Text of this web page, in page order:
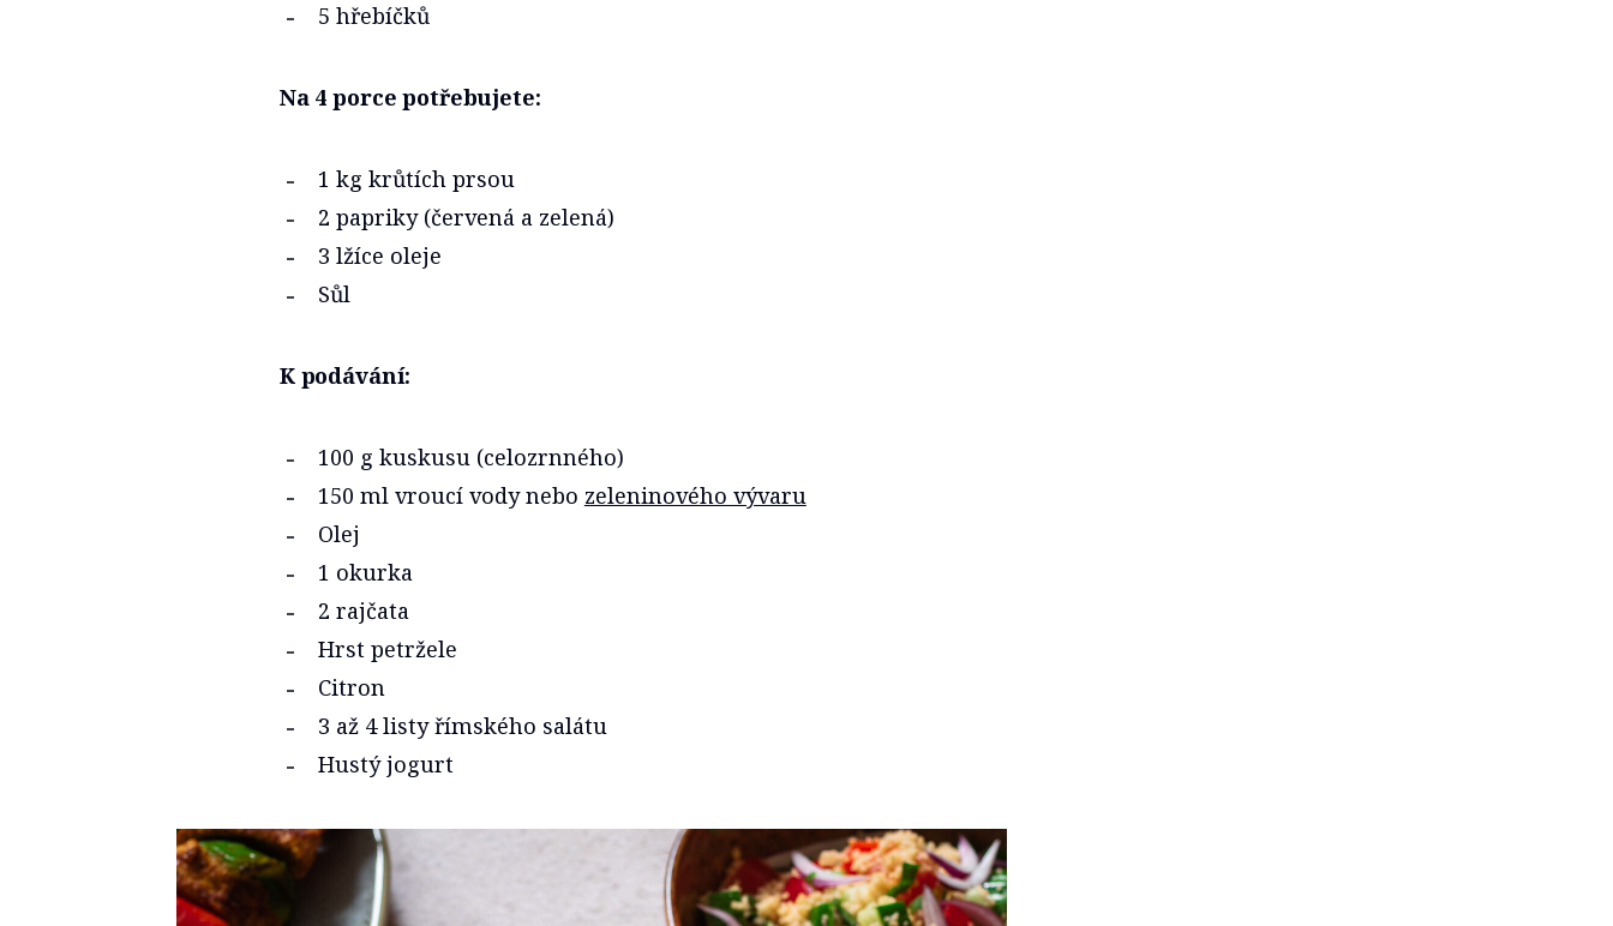
5 hřebíčků
Na 4 porce potřebujete:
1 kg krůtích prsou
2 papriky (červená a zelená)
3 lžíce oleje
Sůl
K podávání:
100 g kuskusu (celozrnného)
150 ml vroucí vody nebo zeleninového vývaru
Olej
1 okurka
2 rajčata
Hrst petržele
Citron
3 až 4 listy římského salátu
Hustý jogurt